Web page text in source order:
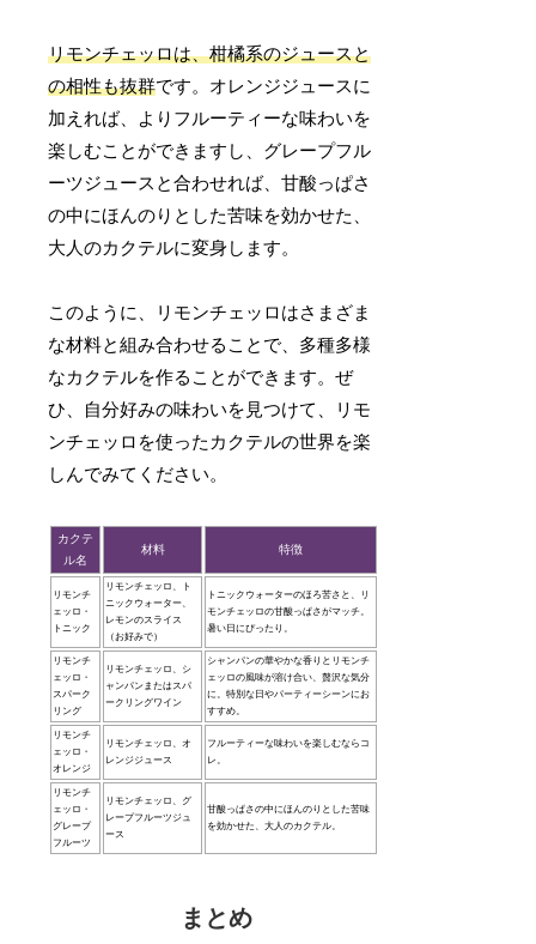
リモンチェッロは、柑橘系のジュースと
の相性も抜群です。オレンジジュースに
加えれば、よりフルーティーな味わいを
楽しむことができますし、グレープフル
ーツジュースと合わせれば、甘酸っぱさ
の中にほんのりとした苦味を効かせた、
大人のカクテルに変身します。
このように、リモンチェッロはさまざま
な材料と組み合わせることで、多種多様
なカクテルを作ることができます。ぜ
ひ、自分好みの味わいを見つけて、リモ
ンチェッロを使ったカクテルの世界を楽
しんでみてください。
カクテ
ル名
材料 特徴
リモンチ
ェッロ・
トニック
リモンチェッロ、ト
ニックウォーター、
レモンのスライス
（お好みで）
トニックウォーターのほろ苦さと、リ
モンチェッロの甘酸っぱさがマッチ。
暑い日にぴったり。
リモンチ
ェッロ・
スパーク
リング
リモンチェッロ、シ
ャンパンまたはスパ
ークリングワイン
シャンパンの華やかな香りとリモンチ
ェッロの風味が溶け合い、贅沢な気分
に。特別な日やパーティーシーンにお
すすめ。
リモンチ
ェッロ・
オレンジ
リモンチェッロ、オ
レンジジュース
フルーティーな味わいを楽しむならコ
レ。
リモンチ
ェッロ・
グレープ
フルーツ
リモンチェッロ、グ
レープフルーツジュ
ース
甘酸っぱさの中にほんのりとした苦味
を効かせた、大人のカクテル。
まとめ